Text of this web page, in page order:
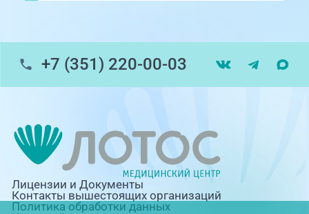
+7 (351) 220-00-03
Лицензии и Документы
Контакты вышестоящих организаций
Политика обработки данных